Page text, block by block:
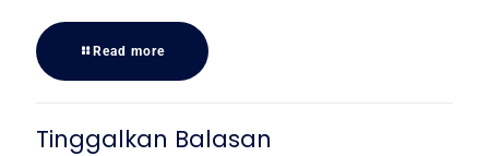
Read more
Tinggalkan Balasan